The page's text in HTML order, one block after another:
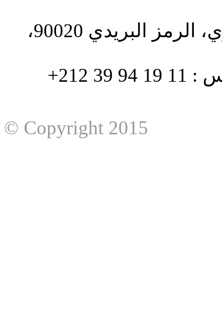
الطبري ص.ب. 1196، الحي الاداري، الرمز البريدي 90020،
هاتف : 90/88 32 94 39 212+ فاكس : 11 19 94 39 212+
© Copyright 2015